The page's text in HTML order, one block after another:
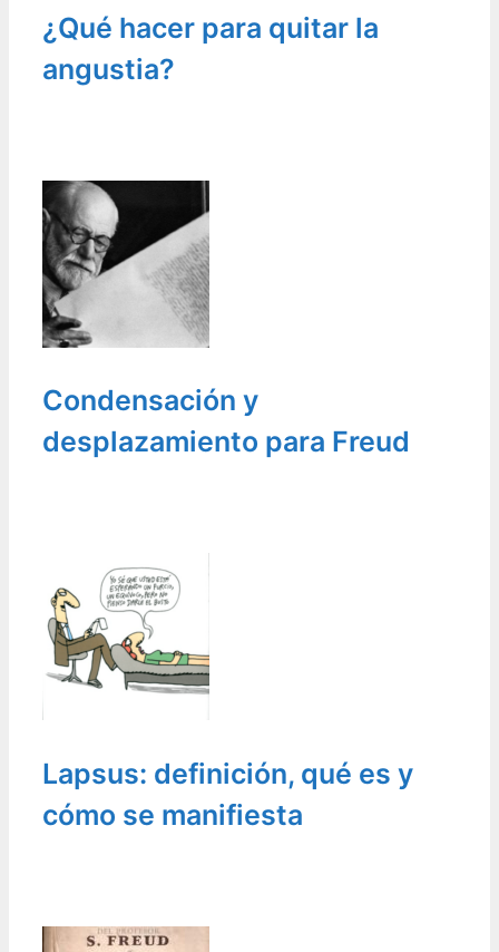
¿Qué hacer para quitar la
angustia?
Condensación y
desplazamiento para Freud
Lapsus: definición, qué es y
cómo se manifiesta